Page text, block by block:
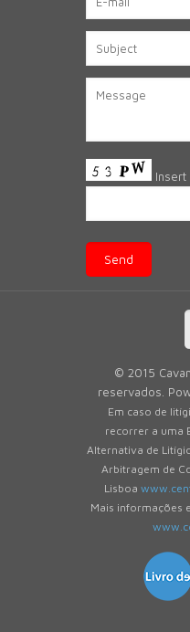
Insert
© 2015
reservados.
Em caso de
recorrer a uma
Alternativa de
Arbitragem de
Lisboa
Mais informações